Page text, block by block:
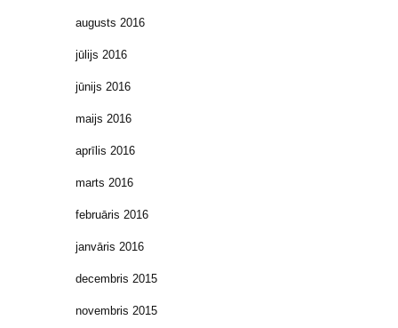
augusts 2016
jūlijs 2016
jūnijs 2016
maijs 2016
aprīlis 2016
marts 2016
februāris 2016
janvāris 2016
decembris 2015
novembris 2015